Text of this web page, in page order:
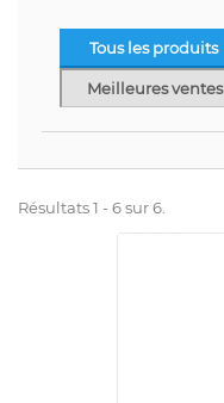
Tous les produits
Meilleures ventes
Résultats 1 - 6 sur 6.